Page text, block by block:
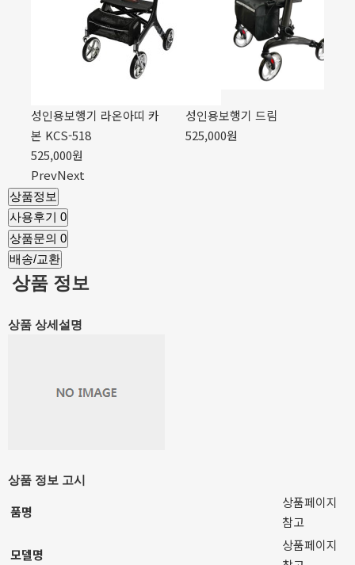
성인용보행기 라온아띠 카
본 KCS-518
525,000원
성인용보행기 드림
525,000원
PrevNext
상품정보
사용후기 0
상품문의 0
배송/교환
상품 정보
상품 상세설명
상품 정보 고시
품명
상품페이지
참고
모델명
상품페이지